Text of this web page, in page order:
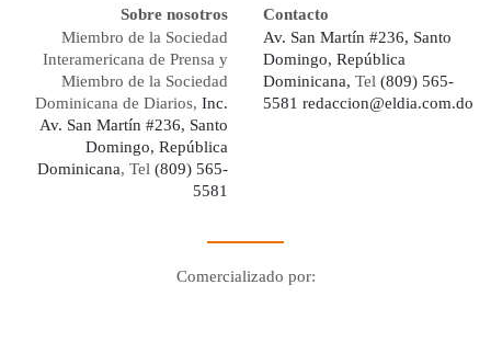
Sobre nosotros
Miembro de la Sociedad
Interamericana de Prensa y
Miembro de la Sociedad
Dominicana de Diarios, Inc.
Av. San Martín #236, Santo
Domingo, República
Dominicana, Tel (809) 565-
5581
Contacto
Av. San Martín #236, Santo
Domingo, República
Dominicana, Tel (809) 565-
5581 redaccion@eldia.com.do
Comercializado por: